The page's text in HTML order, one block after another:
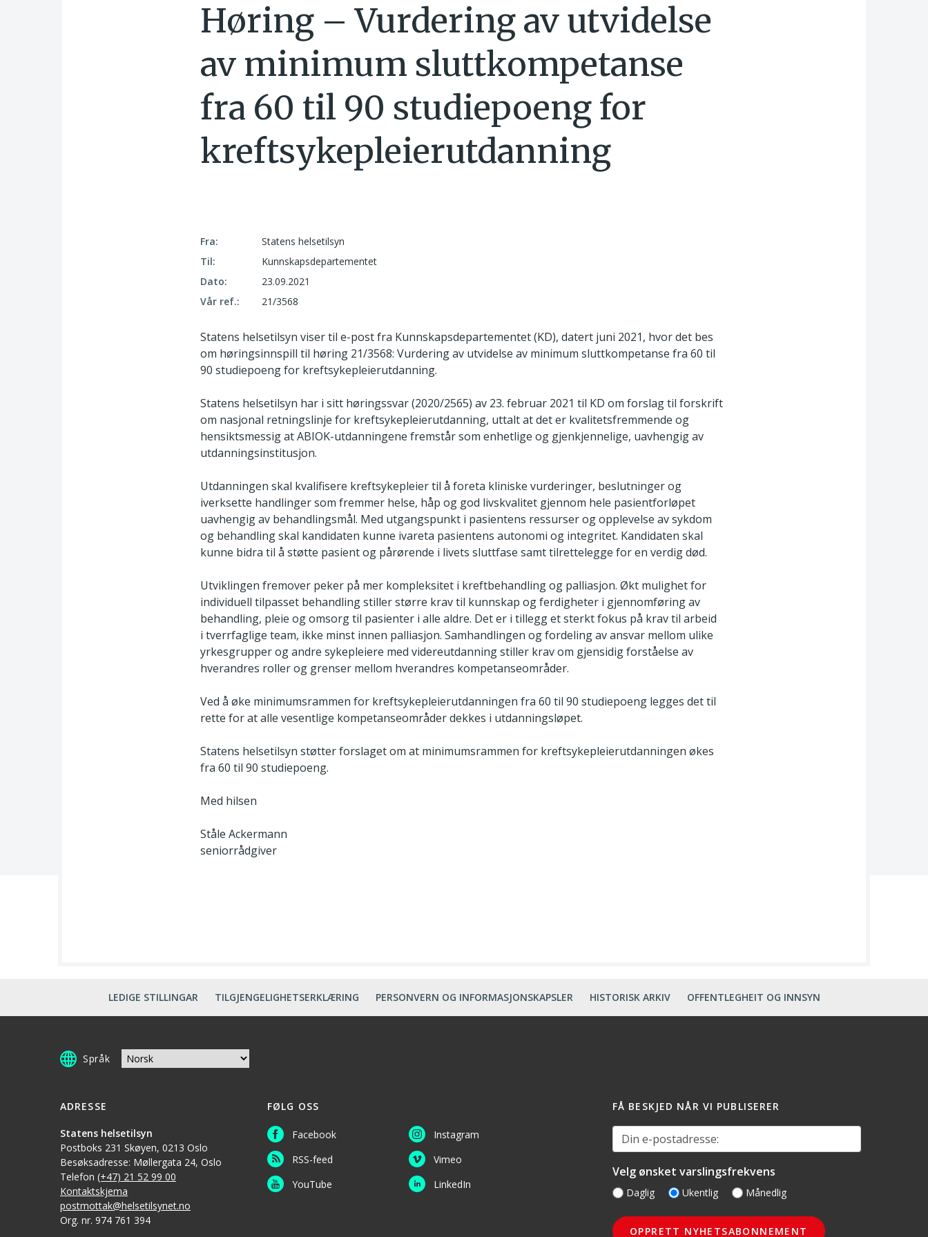
Høring – Vurdering av utvidelse
av minimum sluttkompetanse
fra 60 til 90 studiepoeng for
kreftsykepleierutdanning
Fra:
Statens helsetilsyn
Til:
Kunnskapsdepartementet
Dato:
23.09.2021
Vår ref.:
21/3568
Statens helsetilsyn viser til e-post fra Kunnskapsdepartementet (KD), datert juni 2021, hvor det bes
om høringsinnspill til høring 21/3568: Vurdering av utvidelse av minimum sluttkompetanse fra 60 til
90 studiepoeng for kreftsykepleierutdanning.
Statens helsetilsyn har i sitt høringssvar (2020/2565) av 23. februar 2021 til KD om forslag til forskrift
om nasjonal retningslinje for kreftsykepleierutdanning, uttalt at det er kvalitetsfremmende og
hensiktsmessig at ABIOK-utdanningene fremstår som enhetlige og gjenkjennelige, uavhengig av
utdanningsinstitusjon.
Utdanningen skal kvalifisere kreftsykepleier til å foreta kliniske vurderinger, beslutninger og
iverksette handlinger som fremmer helse, håp og god livskvalitet gjennom hele pasientforløpet
uavhengig av behandlingsmål. Med utgangspunkt i pasientens ressurser og opplevelse av sykdom
og behandling skal kandidaten kunne ivareta pasientens autonomi og integritet. Kandidaten skal
kunne bidra til å støtte pasient og pårørende i livets sluttfase samt tilrettelegge for en verdig død.
Utviklingen fremover peker på mer kompleksitet i kreftbehandling og palliasjon. Økt mulighet for
individuell tilpasset behandling stiller større krav til kunnskap og ferdigheter i gjennomføring av
behandling, pleie og omsorg til pasienter i alle aldre. Det er i tillegg et sterkt fokus på krav til arbeid
i tverrfaglige team, ikke minst innen palliasjon. Samhandlingen og fordeling av ansvar mellom ulike
yrkesgrupper og andre sykepleiere med videreutdanning stiller krav om gjensidig forståelse av
hverandres roller og grenser mellom hverandres kompetanseområder.
Ved å øke minimumsrammen for kreftsykepleierutdanningen fra 60 til 90 studiepoeng legges det til
rette for at alle vesentlige kompetanseområder dekkes i utdanningsløpet.
Statens helsetilsyn støtter forslaget om at minimumsrammen for kreftsykepleierutdanningen økes
fra 60 til 90 studiepoeng.
Med hilsen
Ståle Ackermann
seniorrådgiver
LEDIGE STILLINGAR TILGJENGELIGHETSERKLÆRING PERSONVERN OG INFORMASJONSKAPSLER HISTORISK ARKIV OFFENTLEGHEIT OG INNSYN
Språk
ADRESSE
Statens helsetilsyn
Postboks 231 Skøyen, 0213 Oslo
Besøksadresse: Møllergata 24, Oslo
Telefon (+47) 21 52 99 00
Kontaktskjema
postmottak@helsetilsynet.no
Org. nr. 974 761 394
FØLG OSS
Facebook
RSS-feed
YouTube
Instagram
Vimeo
LinkedIn
FÅ BESKJED NÅR VI PUBLISERER
Din e-postadresse:
Velg ønsket varslingsfrekvens
Daglig Ukentlig Månedlig